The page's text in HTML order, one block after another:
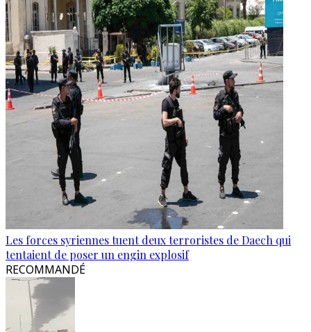
Les forces syriennes tuent deux terroristes de Daech qui
tentaient de poser un engin explosif
RECOMMANDÉ